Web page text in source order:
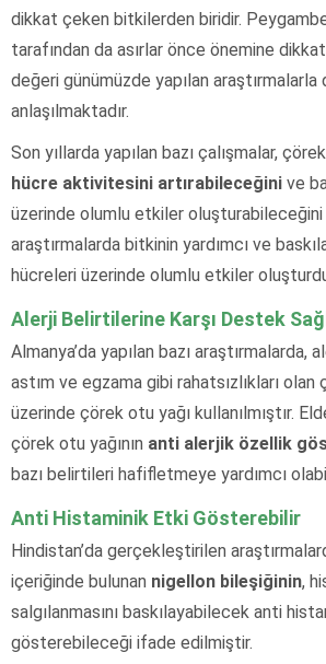
dikkat çeken bitkilerden biridir.
tarafından da asırlar önce önemine
değeri günümüzde yapılan araştırmalarla
anlaşılmaktadır.
Son yıllarda yapılan bazı çalışmalar,
hücre aktivitesini artırabileceğini ve
üzerinde olumlu etkiler
araştırmalarda bitkinin yardımcı ve
hücreleri üzerinde olumlu etkiler
Alerji Belirtilerine Karşı Destek
Almanya’da yapılan bazı araştırmalarda,
astım ve egzama gibi rahatsızlıkları olan
üzerinde çörek otu yağı kullanılmıştır.
çörek otu yağının anti alerjik özellik
bazı belirtileri hafifletmeye yardımcı
Anti Histaminik Etki Gösterebilir
Hindistan’da gerçekleştirilen
içeriğinde bulunan nigellon bileşiğinin,
salgılanmasını baskılayabilecek anti
gösterebileceği ifade edilmiştir.